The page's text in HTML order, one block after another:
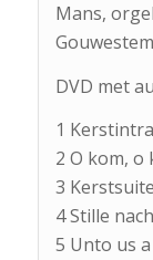
Mans,
DVD met
1
2 O kom, o
3 Kerstsuite
4 Stille
5 Unto us